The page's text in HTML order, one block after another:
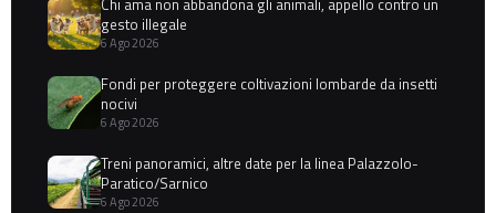
Chi ama non abbandona gli animali, appello contro un
gesto illegale
6 Ago 2026
Fondi per proteggere coltivazioni lombarde da insetti
nocivi
6 Ago 2026
Treni panoramici, altre date per la linea Palazzolo-
Paratico/Sarnico
6 Ago 2026